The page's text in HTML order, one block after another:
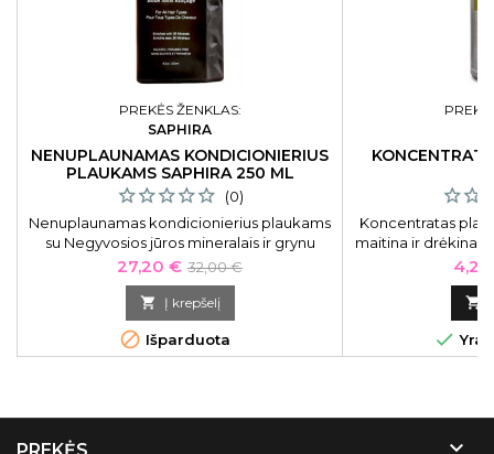
PREKĖS ŽENKLAS:
SAPHIRA
NENUPLAUNAMAS KONDICIONIERIUS
PLAUKAMS SAPHIRA 250 ML
(0)
Nenuplaunamas kondicionierius plaukams
su Negyvosios jūros mineralais ir grynu
keratino estraktu Saphira „Leave In Mud“,
250 ml
Kaina
27,20 € Bazinė
kaina
32,00 €
 Į krepšelį
 Išparduota
Koncentratas
maitina ir drėkina
4,25

 Yra
